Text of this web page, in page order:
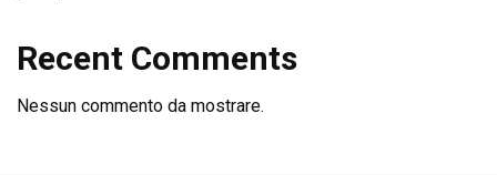
Recent Comments
Nessun commento da mostrare.